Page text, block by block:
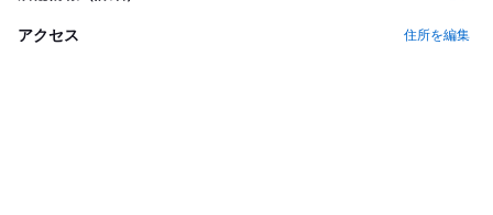
アクセス 住所を編集